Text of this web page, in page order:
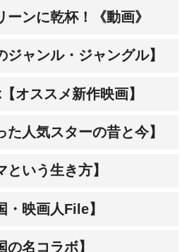
ャンル・ジャングル】
オススメ新作映画】
人気スターの昔と今】
という生き方】
・映画人File】
の名コラボ】